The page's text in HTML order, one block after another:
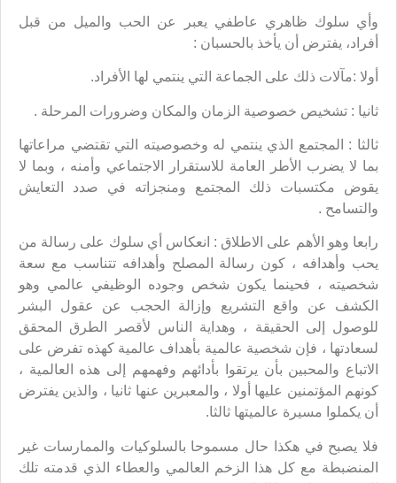
وأي سلوك ظاهري عاطفي يعبر عن الحب والميل من قبل
أفراد، يفترض أن يأخذ بالحسبان :
أولا :مآلات ذلك على الجماعة التي ينتمي لها الأفراد.
ثانيا : تشخيص خصوصية الزمان والمكان وضرورات المرحلة .
ثالثا : المجتمع الذي ينتمي له وخصوصيته التي تقتضي مراعاتها
بما لا يضرب الأطر العامة للاستقرار الاجتماعي وأمنه ، وبما لا
يقوض مكتسبات ذلك المجتمع ومنجزاته في صدد التعايش
والتسامح .
رابعا وهو الأهم على الاطلاق : انعكاس أي سلوك على رسالة من
يحب وأهدافه ، كون رسالة المصلح وأهدافه تتناسب مع سعة
شخصيته ، فحينما يكون شخص وجوده الوظيفي عالمي وهو
الكشف عن واقع التشريع وإزالة الحجب عن عقول البشر
للوصول إلى الحقيقة ، وهداية الناس لأقصر الطرق المحقق
لسعادتها ، فإن شخصية عالمية بأهداف عالمية كهذه تفرض على
الاتباع والمحبين بأن يرتقوا بأدائهم وفهمهم إلى هذه العالمية ،
كونهم المؤتمنين عليها أولا ، والمعبرين عنها ثانيا ، والذين يفترض
أن يكملوا مسيرة عالميتها ثالثا.
فلا يصبح في هكذا حال مسموحا بالسلوكيات والممارسات غير
المنضبطة مع كل هذا الزخم العالمي والعطاء الذي قدمته تلك